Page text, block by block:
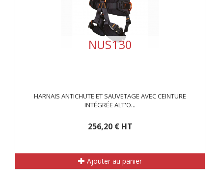
NUS130
HARNAIS ANTICHUTE ET SAUVETAGE AVEC CEINTURE
INTÉGRÉE ALT'O...
256,20 € HT
Ajouter au panier